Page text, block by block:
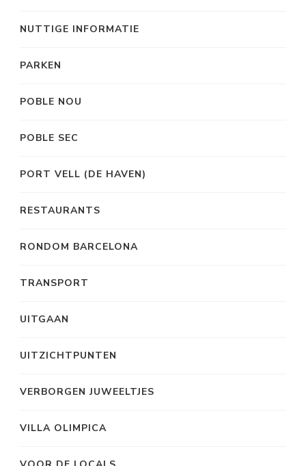
NUTTIGE INFORMATIE
PARKEN
POBLE NOU
POBLE SEC
PORT VELL (DE HAVEN)
RESTAURANTS
RONDOM BARCELONA
TRANSPORT
UITGAAN
UITZICHTPUNTEN
VERBORGEN JUWEELTJES
VILLA OLIMPICA